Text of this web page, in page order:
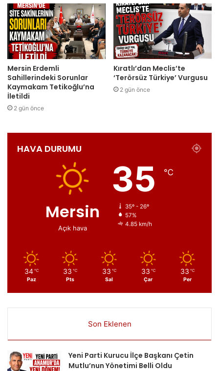
Mersin Erdemli
Sahillerindeki Sorunlar
Kaymakam Tetikoğlu’na
İletildi
2 gün önce
Kıratlı’dan Meclis’te
‘Terörsüz Türkiye’ Vurgusu
2 gün önce
HAVA DURUMU
Mersin
Açık hava
35 ℃
35º - 26º
57%
4.85 km/h
34 ℃
Paz
33 ℃
Pts
33 ℃
Sal
33 ℃
Çar
33 ℃
Per
Son Eklenen
Yeni Parti Kurucu İlçe Başkanı Çetin
Mutlu’nun Yönetimi Belli Oldu